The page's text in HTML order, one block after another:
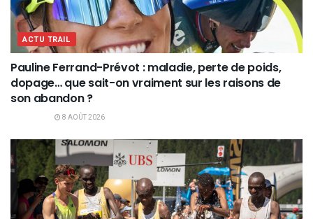
ACTU TRAIL
Pauline Ferrand-Prévot : maladie, perte de poids,
dopage… que sait-on vraiment sur les raisons de
son abandon ?
8 AOÛT 2026